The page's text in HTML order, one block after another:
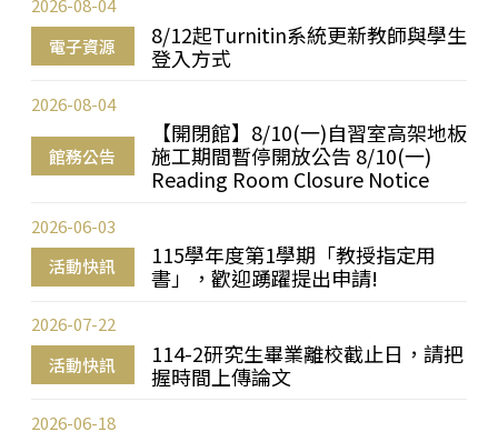
電子資源
8/12起Turnitin系統更新教師與學生
登入方式
2026-08-04
館務公告
【開閉館】8/10(一)自習室高架地板
施工期間暫停開放公告 8/10(一)
Reading Room Closure Notice
2026-08-04
活動快訊
115學年度第1學期「教授指定用
書」，歡迎踴躍提出申請!
2026-06-03
活動快訊
114-2研究生畢業離校截止日，請把
握時間上傳論文
2026-07-22
2026-06-18